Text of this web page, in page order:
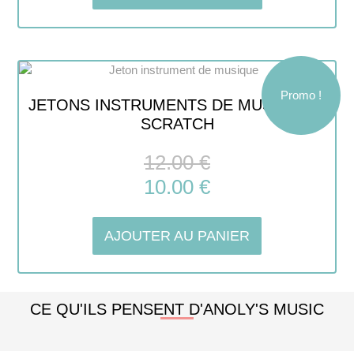
Promo !
JETONS INSTRUMENTS DE MUSIQUE À
SCRATCH
12.00€
10.00 €
AJOUTER AU PANIER
CE QU'ILS PENSENT D'ANOLY'S MUSIC